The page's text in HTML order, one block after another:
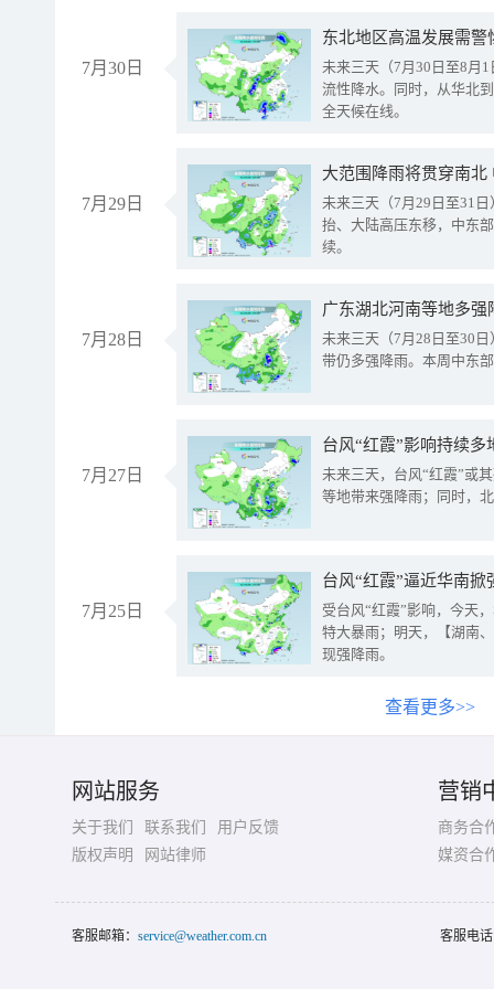
7月30日
东北地区高温发展需
未来三天（7月30日至8月
流性降水。同时，从华北
全天候在线。
7月29日
大范围降雨将贯穿南
未来三天（7月29日至31
抬、大陆高压东移，中东
续。
7月28日
广东湖北河南等地多
未来三天（7月28日至30
带仍多强降雨。本周中东
7月27日
台风“红霞”影响持续
未来三天，台风“红霞”或
等地带来强降雨；同时，
7月25日
台风“红霞”逼近华南
受台风“红霞”影响，今天
特大暴雨；明天，【湖南
现强降雨。
查看更多>>
网站服务
关于我们 联系我们
用户反馈
版权声明
网站律师
营销
商务合
媒资合
客服邮箱： service@weather.com.cn 客服电